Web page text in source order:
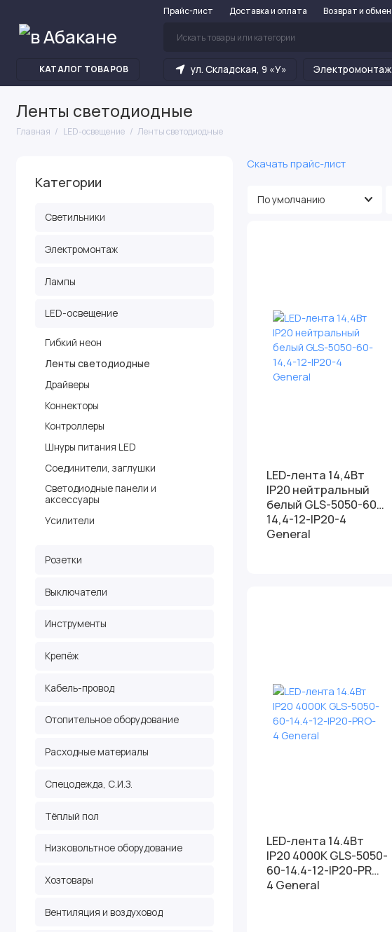
Прайс-лист Доставка и оплата Возврат и обмен
КАТАЛОГ ТОВАРОВ ул. Складская, 9 «У» Электромонтаж
Ленты светодиодные
Главная LED-освещение Ленты светодиодные
Категории
Светильники
Электромонтаж
Лампы
LED-освещение
Гибкий неон
Ленты светодиодные
Драйверы
Коннекторы
Контроллеры
Шнуры питания LED
Соединители, заглушки
Светодиодные панели и
аксессуары
Усилители
Розетки
Выключатели
Инструменты
Крепёж
Кабель-провод
Отопительное оборудование
Расходные материалы
Спецодежда, С.И.З.
Тёплый пол
Низковольтное оборудование
Хозтовары
Вентиляция и воздуховод
Скачать прайс-лист
LED-лента 14,4Вт
IP20 нейтральный
белый GLS-5050-60-
14,4-12-IP20-4
General
LED-лента 14.4Вт
IP20 4000К GLS-5050-
60-14.4-12-IP20-PRO-
4 General